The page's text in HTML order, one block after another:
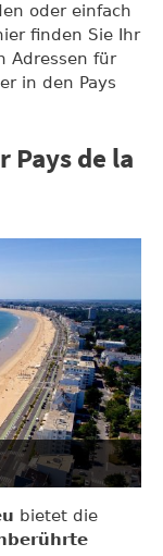
oder einfach
finden Sie Ihr
Adressen für
in den Pays
Pays de la
bietet die